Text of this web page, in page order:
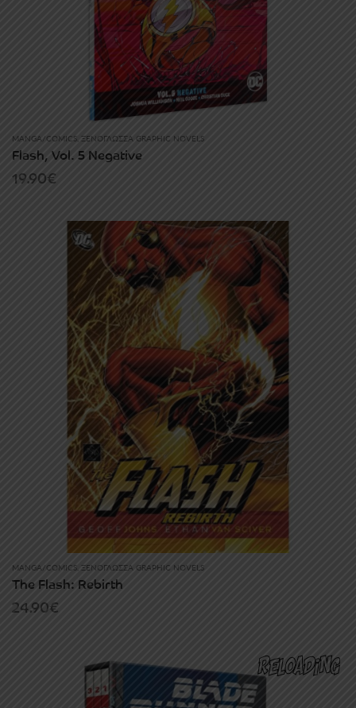
MANGA/COMICS ΞΕΝΌΓΛΩΣΣΑ GRAPHIC NOVELS
Flash, Vol. 5 Negative
19.90€
MANGA/COMICS ΞΕΝΌΓΛΩΣΣΑ GRAPHIC NOVELS
The Flash: Rebirth
24.90€